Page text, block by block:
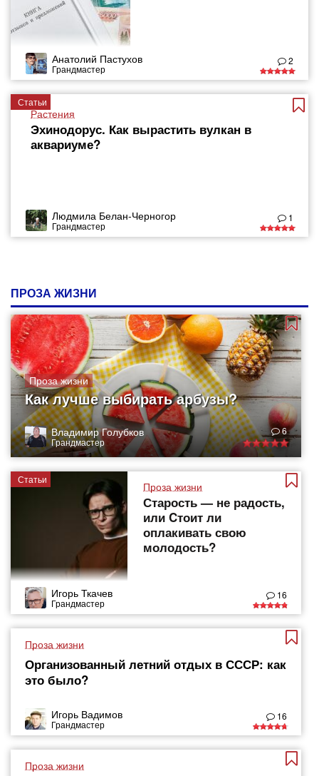
Анатолий Пастухов
Грандмастер
2
Статьи
Растения
Эхинодорус. Как вырастить вулкан в
аквариуме?
Людмила Белан-Черногор
Грандмастер
1
ПРОЗА ЖИЗНИ
Проза жизни
Как лучше выбирать арбузы?
Владимир Голубков
Грандмастер
6
Статьи
Проза жизни
Старость — не радость,
или Cтоит ли
оплакивать свою
молодость?
Игорь Ткачев
Грандмастер
16
Проза жизни
Организованный летний отдых в СССР: как
это было?
Игорь Вадимов
Грандмастер
16
Проза жизни